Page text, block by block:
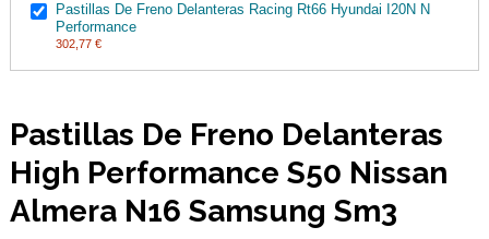
Pastillas De Freno Delanteras Racing Rt66 Hyundai I20N N
Performance
302,77 €
Pastillas De Freno Delanteras
High Performance S50 Nissan
Almera N16 Samsung Sm3